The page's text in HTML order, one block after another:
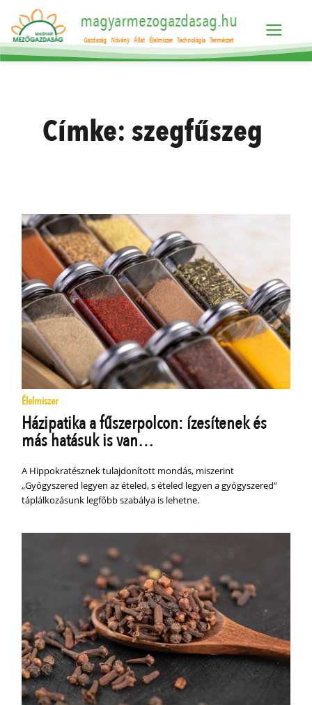
magyarmezogazdasag.hu
Gazdaság Növény Állat Élelmiszer Technológia Természet
Címke:szegfűszeg
Élelmiszer
Házipatika a fűszerpolcon: ízesítenek és
más hatásuk is van…
A Hippokratésznek tulajdonított mondás, miszerint
„Gyógyszered legyen az ételed, s ételed legyen a gyógyszered”
táplálkozásunk legfőbb szabálya is lehetne.